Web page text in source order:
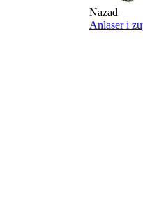
Nazad
Anlaser i